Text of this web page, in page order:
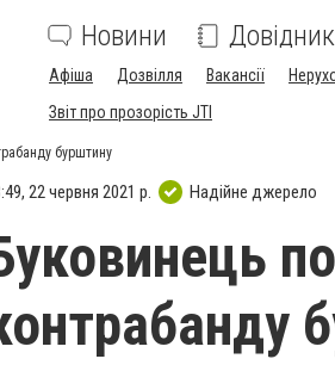
Новини Довідник
Афіша Дозвілля Вакансії
Звіт про прозорість JTI
бурштину
22 червня 2021 р. Надійне джерело